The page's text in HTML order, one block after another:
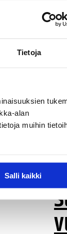
Tietoja
alan
muihin
Salli kaikki